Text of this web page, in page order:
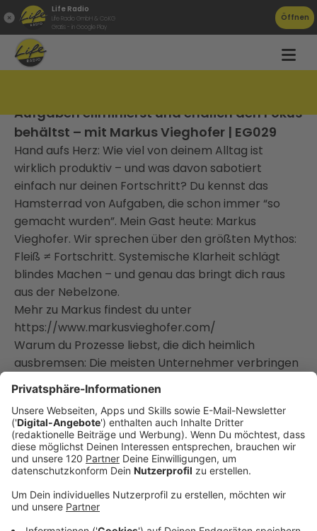
Life Radio
Life Radio GmbH & Co.KG
Gratis - in Google Play
Öffnen
Aufgaben eliminierst und endlich den Fokus
behältst – mit Markus Vieghofer | EG029
Hand aufs Herz: Wie viel von deinem Alltag ist
wirklich produktiv – und was davon sabotiert
einfach nur deinen Fortschritt? Du kennst das
Hamsterrad von Aufgaben, die schon immer “so
gemacht wurden”. Mein Gast heute: Markus
Vieghofer. Wir sprechen über den größten Mythos:
Fleiß ≠ Fortschritt. Systemische Klarheit schlägt
blindes Machen – und genau das bringt dich raus
aus der Nebelzone.
Mehr zu Markus findest du unter
https://www.markusvieghofer.com/
Warum du Prozesse liebst, die dich heimlich
ausbremsen: Die meisten Unternehmer verbringen
Energie und Zeit mit Aufgaben, die keinen
spürbaren Hebel haben. Markus zeigt, wie du Ballast
erkennst – und sofort eliminierst.
Effizienz = Freiheit, nicht mehr Stress:
Automatisierung mit KI muss kein Overkill sein. Mit
den richtigen Stellschrauben gewinnst du Stunden
zurück – ohne dabei den Mensch-Faktor und
psychologische Sicherheit zu verlieren.